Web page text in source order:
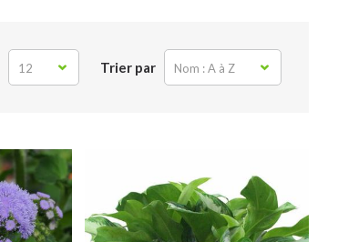
12 Trier par Nom : A à Z